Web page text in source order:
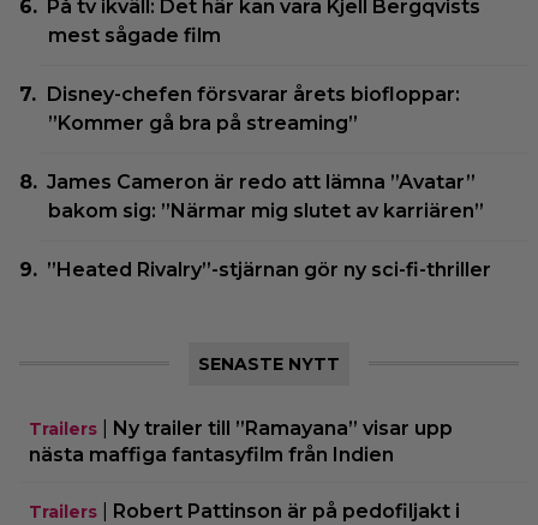
På tv ikväll: Det här kan vara Kjell Bergqvists
mest sågade film
Disney-chefen försvarar årets biofloppar:
”Kommer gå bra på streaming”
James Cameron är redo att lämna ”Avatar”
bakom sig: ”Närmar mig slutet av karriären”
”Heated Rivalry”-stjärnan gör ny sci-fi-thriller
SENASTE NYTT
Trailers
Ny trailer till ”Ramayana” visar upp
nästa maffiga fantasyfilm från Indien
Trailers
Robert Pattinson är på pedofiljakt i